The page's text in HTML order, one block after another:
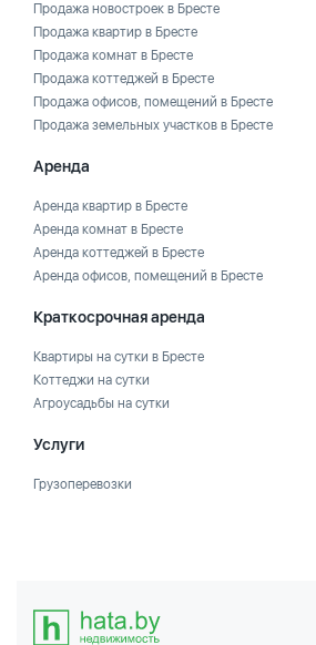
Продажа новостроек в Бресте
Продажа квартир в Бресте
Продажа комнат в Бресте
Продажа коттеджей в Бресте
Продажа офисов, помещений в Бресте
Продажа земельных участков в Бресте
Аренда
Аренда квартир в Бресте
Аренда комнат в Бресте
Аренда коттеджей в Бресте
Аренда офисов, помещений в Бресте
Краткосрочная аренда
Квартиры на сутки в Бресте
Коттеджи на сутки
Агроусадьбы на сутки
Услуги
Грузоперевозки